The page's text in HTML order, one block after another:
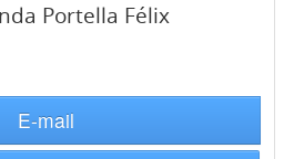
Portella Félix
E-mail